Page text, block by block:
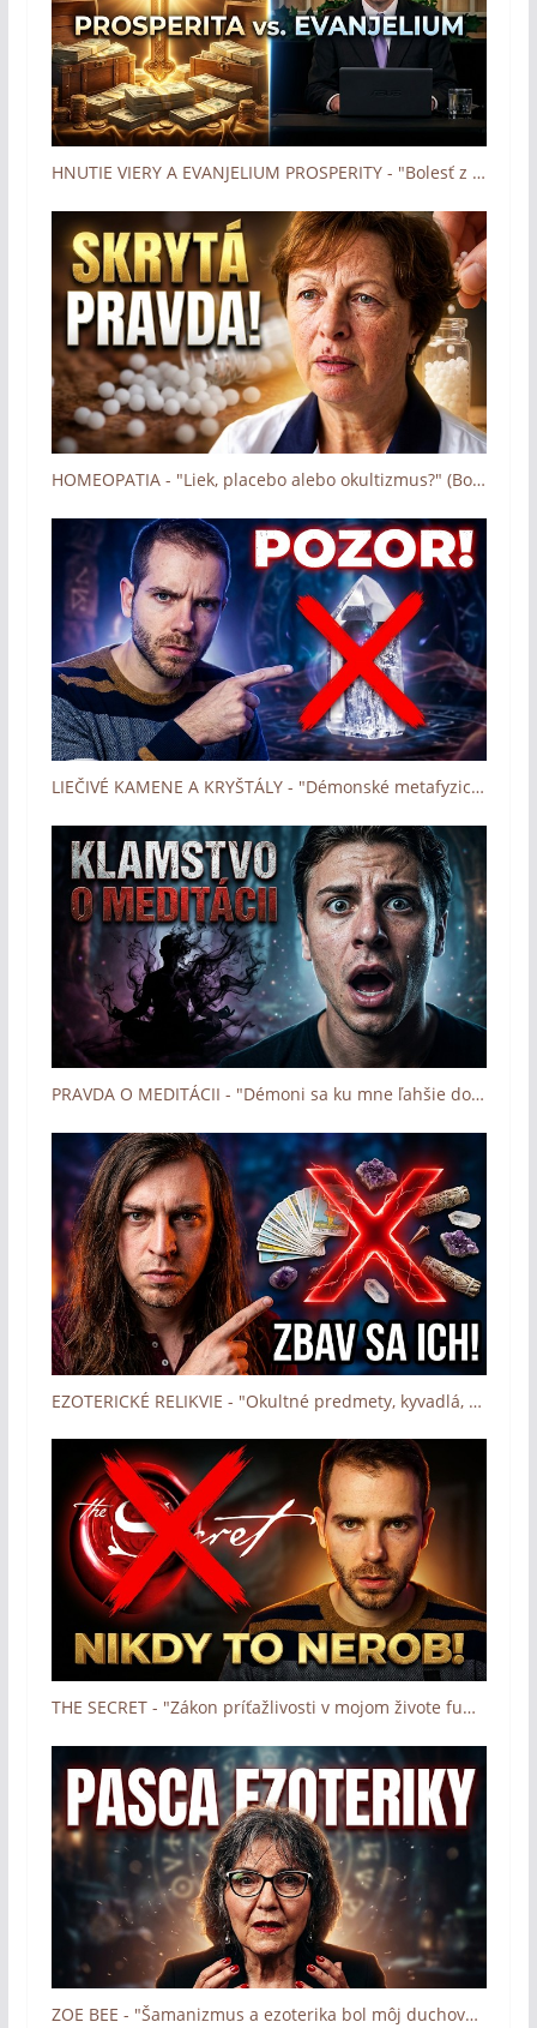
HNUTIE VIERY A EVANJELIUM PROSPERITY - "Bolesť z uzdravenia" (Boh zázrakov - Človek a dotyk Lásky)
HOMEOPATIA - "Liek, placebo alebo okultizmus?" (Boh zázrakov - Človek a dotyk Lásky)
LIEČIVÉ KAMENE A KRYŠTÁLY - "Démonské metafyzické nástroje" (Boh zázrakov - Človek a dotyk Lásky)
PRAVDA O MEDITÁCII - "Démoni sa ku mne ľahšie dostali" (Boh zázrakov - Človek a dotyk Lásky)
EZOTERICKÉ RELIKVIE - "Okultné predmety, kyvadlá, karty ..." (Boh zázrakov - Človek a dotyk Lásky)
THE SECRET - "Zákon príťažlivosti v mojom živote fungoval" (Boh zázrakov - Človek a dotyk Lásky)
ZOE BEE - "Šamanizmus a ezoterika bol môj duchovný svet" (Boh zázrakov - Človek a dotyk Lásky)